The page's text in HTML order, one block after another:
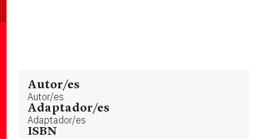
Autor/es
Autor/es
Adaptador/es
Adaptador/es
ISBN